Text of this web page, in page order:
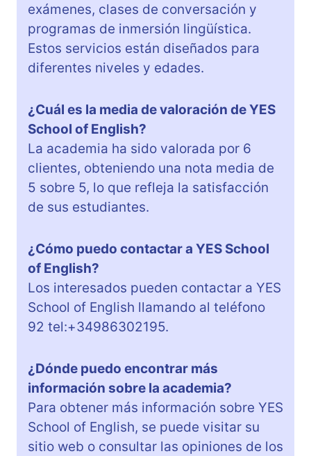
exámenes, clases de conversación y
programas de inmersión lingüística.
Estos servicios están diseñados para
diferentes niveles y edades.
¿Cuál es la media de valoración de YES
School of English?
La academia ha sido valorada por 6
clientes, obteniendo una nota media de
5 sobre 5, lo que refleja la satisfacción
de sus estudiantes.
¿Cómo puedo contactar a YES School
of English?
Los interesados pueden contactar a YES
School of English llamando al teléfono
92 tel:+34986302195.
¿Dónde puedo encontrar más
información sobre la academia?
Para obtener más información sobre YES
School of English, se puede visitar su
sitio web o consultar las opiniones de los